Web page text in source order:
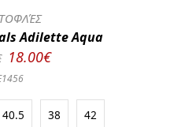
Adilette Aqua
18.00€
40.5 38 42